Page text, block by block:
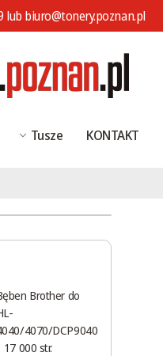
lub biuro@tonery.poznan.pl
Tusze KONTAKT
Brother do
4070/DCP9040
17 000 str.